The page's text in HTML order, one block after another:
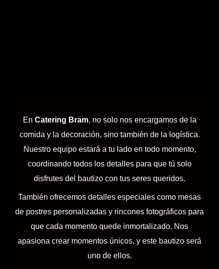
En Catering Bram, no solo nos encargamos de la
comida y la decoración, sino también de la logística.
Nuestro equipo estará a tu lado en todo momento,
coordinando todos los detalles para que tú solo
disfrutes del bautizo con tus seres queridos.
También ofrecemos detalles especiales como mesas
de postres personalizadas y rincones fotográficos para
que cada momento quede inmortalizado. Nos
apasiona crear momentos únicos, y este bautizo será
uno de ellos.